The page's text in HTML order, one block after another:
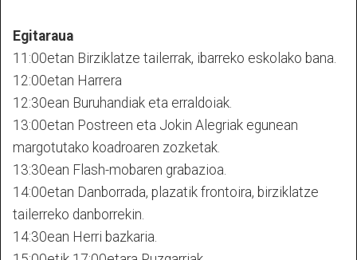
Egitaraua
11:00etan Birziklatze tailerrak, ibarreko eskolako bana.
12:00etan Harrera
12:30ean Buruhandiak eta erraldoiak.
13:00etan Postreen eta Jokin Alegriak egunean
margotutako koadroaren zozketak.
13:30ean Flash-mobaren grabazioa.
14:00etan Danborrada, plazatik frontoira, birziklatze
tailerreko danborrekin.
14:30ean Herri bazkaria.